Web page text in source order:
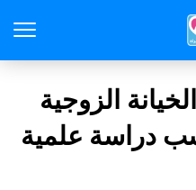
الزوجية